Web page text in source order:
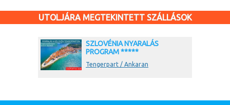
UTOLJÁRA MEGTEKINTETT SZÁLLÁSOK
SZLOVÉNIA NYARALÁS
PROGRAM *****
Tengerpart / Ankaran